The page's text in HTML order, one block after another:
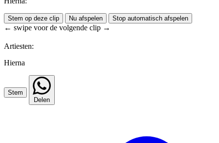
Stem op deze clip Nu afspelen Stop automatisch afspelen
← swipe voor de volgende clip →
Artiesten:
Hierna
Stem
Delen